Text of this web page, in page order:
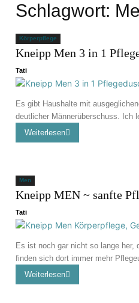
Schlagwort:
Körperpflege
Kneipp Men 3 in 1
Tati
Es gibt Haushalte mit
deutlicher Männerüberschuss. Ich
Weiterlesen
Men
Kneipp MEN ~ sanfte
Tati
Es ist noch gar nicht so lange her,
finden sich dort immer mehr
Weiterlesen